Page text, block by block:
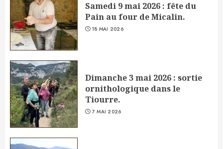
Samedi 9 mai 2026 : fête du
Pain au four de Micalin.
18 MAI 2026
Dimanche 3 mai 2026 : sortie
ornithologique dans le
Tiourre.
7 MAI 2026